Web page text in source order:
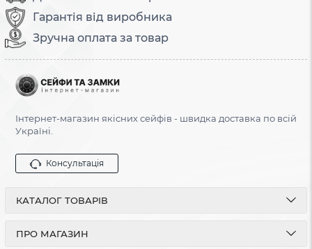
Гарантія від виробника
Зручна оплата за товар
Інтернет-магазин якісних сейфів - швидка доставка по всій
Україні.
Консультація
КАТАЛОГ ТОВАРІВ
ПРО МАГАЗИН